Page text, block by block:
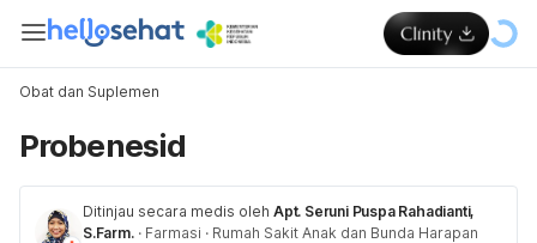
Obat dan Suplemen
Probenesid
Ditinjau secara medis oleh Apt. Seruni Puspa Rahadianti,
S.Farm. · Farmasi · Rumah Sakit Anak dan Bunda Harapan